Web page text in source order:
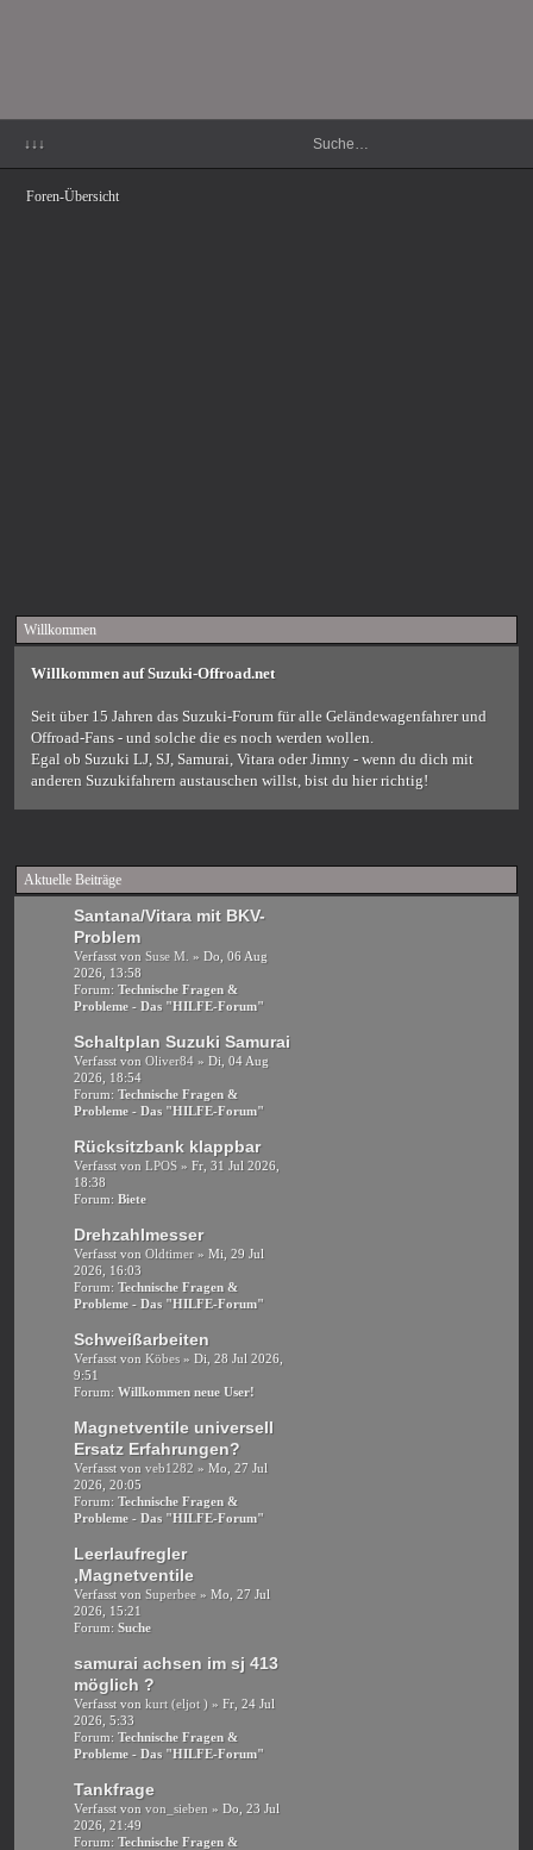
↓↓↓
Foren-Übersicht
Willkommen
Willkommen auf Suzuki-Offroad.net
Seit über 15 Jahren das Suzuki-Forum für alle Geländewagenfahrer und
Offroad-Fans - und solche die es noch werden wollen.
Egal ob Suzuki LJ, SJ, Samurai, Vitara oder Jimny - wenn du dich mit
anderen Suzukifahrern austauschen willst, bist du hier richtig!
Aktuelle Beiträge
Santana/Vitara mit BKV-
Problem
Verfasst von Suse M. » Do, 06 Aug
2026, 13:58
Forum: Technische Fragen &
Probleme - Das "HILFE-Forum"
Schaltplan Suzuki Samurai
Verfasst von Oliver84 » Di, 04 Aug
2026, 18:54
Forum: Technische Fragen &
Probleme - Das "HILFE-Forum"
Rücksitzbank klappbar
Verfasst von LPOS » Fr, 31 Jul 2026,
18:38
Forum: Biete
Drehzahlmesser
Verfasst von Oldtimer » Mi, 29 Jul
2026, 16:03
Forum: Technische Fragen &
Probleme - Das "HILFE-Forum"
Schweißarbeiten
Verfasst von Köbes » Di, 28 Jul 2026,
9:51
Forum: Willkommen neue User!
Magnetventile universell
Ersatz Erfahrungen?
Verfasst von veb1282 » Mo, 27 Jul
2026, 20:05
Forum: Technische Fragen &
Probleme - Das "HILFE-Forum"
Leerlaufregler
,Magnetventile
Verfasst von Superbee » Mo, 27 Jul
2026, 15:21
Forum: Suche
samurai achsen im sj 413
möglich ?
Verfasst von kurt (eljot ) » Fr, 24 Jul
2026, 5:33
Forum: Technische Fragen &
Probleme - Das "HILFE-Forum"
Tankfrage
Verfasst von von_sieben » Do, 23 Jul
2026, 21:49
Forum: Technische Fragen &